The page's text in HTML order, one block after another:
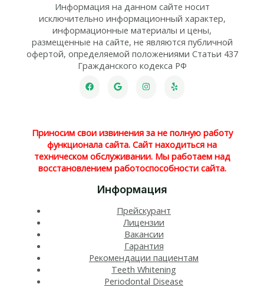
Информация на данном сайте носит
исключительно информационный характер,
информационные материалы и цены,
размещенные на сайте, не являются публичной
офертой, определяемой положениями Статьи 437
Гражданского кодекса РФ
Приносим свои извинения за не полную работу
функционала сайта. Сайт находиться на
техническом обслуживании. Мы работаем над
восстановлением работоспособности сайта.
Информация
Прейскурант
Лицензии
Вакансии
Гарантия
Рекомендации пациентам
Teeth Whitening​
Periodontal Disease​